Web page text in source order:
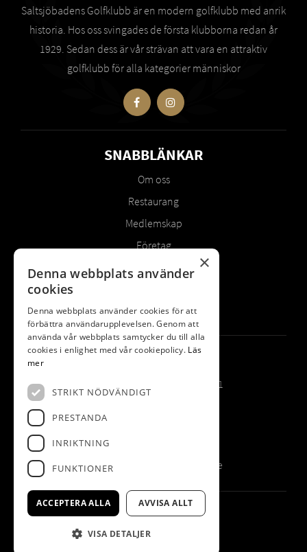
SNABBLÄNKAR
Om oss
Restaurang
Medlemskap
Företag
Spela
Boende
Saltsjöbadens Golfklubb är en modern golfklubb med anrik
historia. Hos oss svingades de första klubborna redan år
1929. Sedan dess är vår strävan att vara en attraktiv
golfklubb för alla kategorier människor
KONTAKT
Kvarntorpsvägen Box 51
info@saltsjobadengk.se
© Saltsjöbadens Golfklubb
Administration
×
Denna webbplats använder
cookies
Denna webbplats använder cookies för att
förbättra användarupplevelsen. Genom att
använda vår webbplats samtycker du till alla
cookies i enlighet med vår cookiepolicy. Läs
mer
STRIKT NÖDVÄNDIGT
PRESTANDA
INRIKTNING
FUNKTIONER
ACCEPTERA ALLA AVVISA ALLT
VISA DETALJER